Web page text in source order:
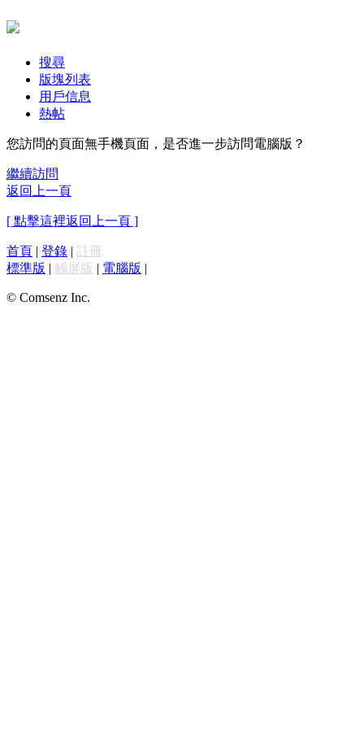
搜尋
版塊列表
用戶信息
熱帖
您訪問的頁面無手機頁面，是否進一步訪問電腦版？
繼續訪問
返回上一頁
[ 點擊這裡返回上一頁 ]
首頁 | 登錄 | 註冊
標準版 | 觸屏版 | 電腦版 |
© Comsenz Inc.